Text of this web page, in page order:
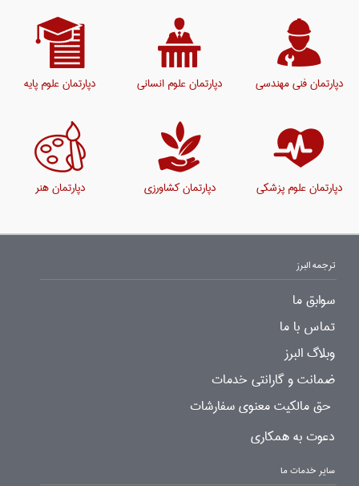
دپارتمان فنی مهندسی دپارتمان علوم انسانی دپارتمان علوم پایه
دپارتمان علوم پزشکی دپارتمان کشاورزی دپارتمان هنر
ترجمه البرز
سوابق ما
تماس با ما
وبلاگ البرز
ضمانت و گارانتی خدمات
حق مالکیت معنوی سفارشات
دعوت به همکاری
سایر خدمات ما